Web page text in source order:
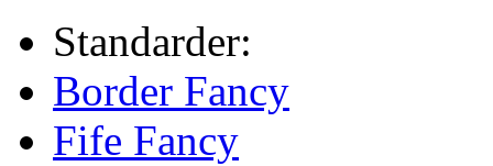
Standarder:
Border Fancy
Fife Fancy